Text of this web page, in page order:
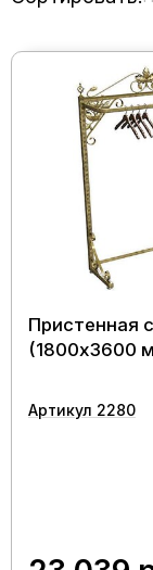
(1800х3600
Артикул 2280